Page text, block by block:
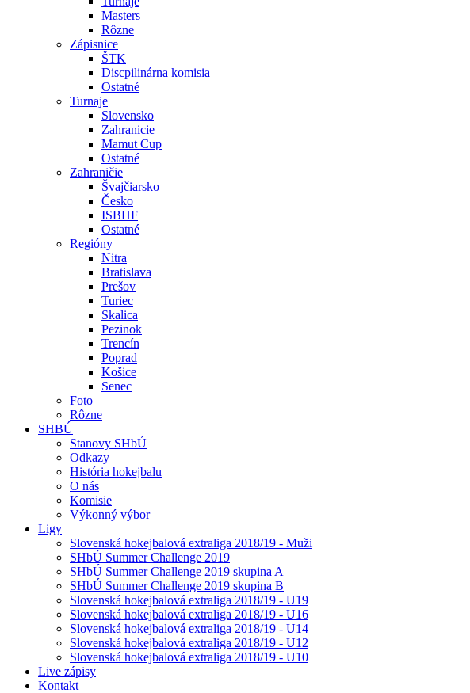
Masters
Rôzne
Zápisnice
ŠTK
Discpilinárna komisia
Ostatné
Turnaje
Slovensko
Zahranicie
Mamut Cup
Ostatné
Zahraničie
Švajčiarsko
Česko
ISBHF
Ostatné
Regióny
Nitra
Bratislava
Prešov
Turiec
Skalica
Pezinok
Trencín
Poprad
Košice
Senec
Foto
Rôzne
SHBÚ
Stanovy SHbÚ
Odkazy
História hokejbalu
O nás
Komisie
Výkonný výbor
Ligy
Slovenská hokejbalová extraliga 2018/19 - Muži
SHbÚ Summer Challenge 2019
SHbÚ Summer Challenge 2019 skupina A
SHbÚ Summer Challenge 2019 skupina B
Slovenská hokejbalová extraliga 2018/19 - U19
Slovenská hokejbalová extraliga 2018/19 - U16
Slovenská hokejbalová extraliga 2018/19 - U14
Slovenská hokejbalová extraliga 2018/19 - U12
Slovenská hokejbalová extraliga 2018/19 - U10
Live zápisy
Kontakt